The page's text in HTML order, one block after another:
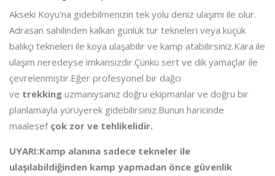
Akseki Koyu’na gidebilmenizin tek yolu deniz ulaşımı ile olur.
Adrasan sahilinden kalkan günlük tur tekneleri veya küçük
balıkçı tekneleri ile koya ulaşabilir ve kamp atabilirsiniz.Kara ile
ulaşım neredeyse imkansızdır.Çünkü sert ve dik yamaçlar ile
çevrelenmiştir.Eğer profesyonel bir dağcı
ve trekking uzmanıysanız doğru ekipmanlar ve doğru bir
planlamayla yürüyerek gidebilirsiniz.Bunun haricinde
maalesef çok zor ve tehlikelidir.
UYARI:Kamp alanına sadece tekneler ile
ulaşılabildiğinden kamp yapmadan önce güvenlik